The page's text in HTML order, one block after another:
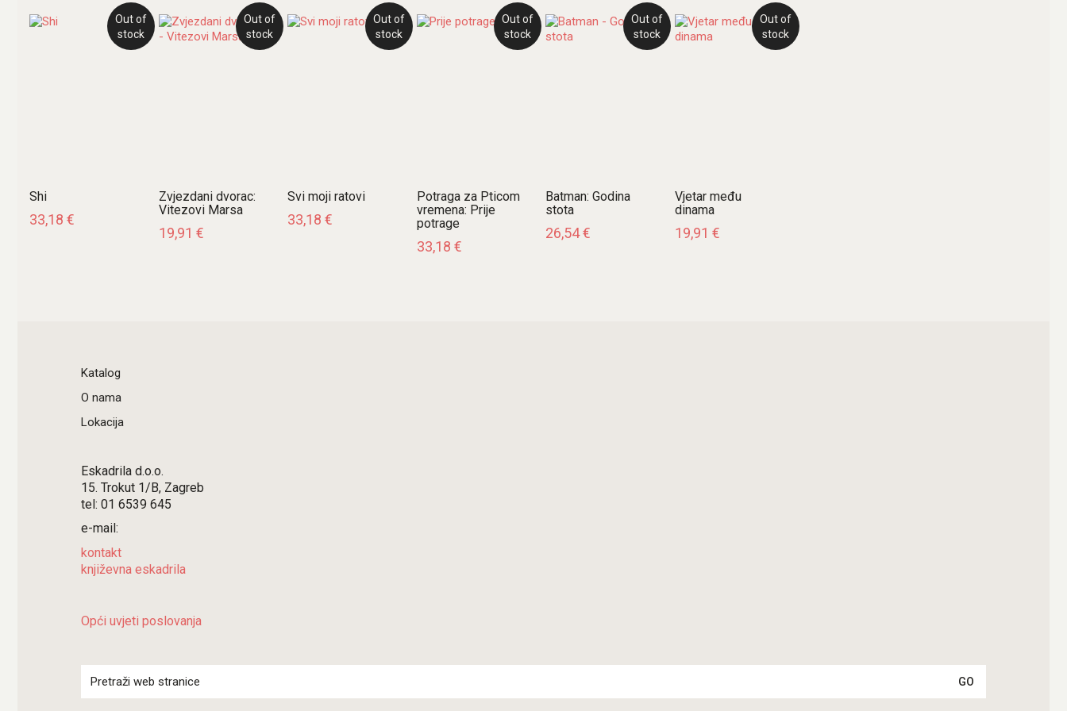
Out of
stock
Shi
33,18 €
Out of
stock
Zvjezdani dvorac:
Vitezovi Marsa
19,91 €
Out of
stock
Svi moji ratovi
33,18 €
Out of
stock
Potraga za Pticom
vremena: Prije
potrage
33,18 €
Out of
stock
Batman: Godina
stota
26,54€
Out of
stock
Vjetar među
dinama
19,91 €
Katalog
O nama
Lokacija
Eskadrila d.o.o.
15. Trokut 1/B, Zagreb
tel: 01 6539 645
e-mail:
kontakt
književna eskadrila
Opći uvjeti poslovanja
for: